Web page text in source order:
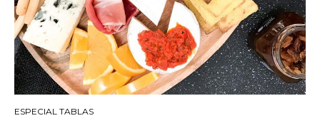
ESPECIAL TABLAS